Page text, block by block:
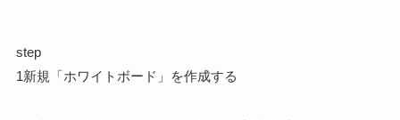
step
1新規「ホワイトボード」を作成する